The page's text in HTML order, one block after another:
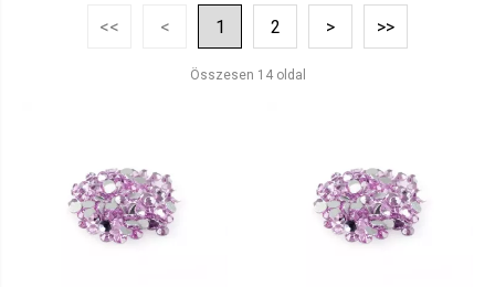
<< < 1 2 > >>
Összesen 14 oldal